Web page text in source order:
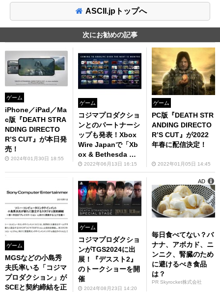
ASCII.jpトップへ
次にお勧めの記事
ゲーム
iPhone／iPad／Ma
c版『DEATH STRA
NDING DIRECTO
R’S CUT』が本日発
売！
2024年01月30日 18:55
ゲーム
コジマプロダクショ
ンとのパートナーシ
ップも発表！Xbox
Wire Japanで「Xb
ox & Bethesda Ga
mes Showcase 20
22」のダイジェスト
記事を公開
2022年06月13日 16:15
ゲーム
PC版『DEATH STR
ANDING DIRECTO
R’S CUT』が2022
年春に配信決定！
2022年01月05日 14:45
ゲーム
MGSなどの小島秀
夫氏率いる「コジマ
プロダクション」が
SCEと契約締結を正
ゲーム
コジマプロダクショ
ンがTGS2024に出
展！『デススト2』
のトークショーを開
催
2024年08月23日 14:20
毎日食べてない？バ
ナナ、アボカド、ニ
ンニク、腎臓のため
に避けるべき食品
は？
PR Skyrocket株式会社
AD